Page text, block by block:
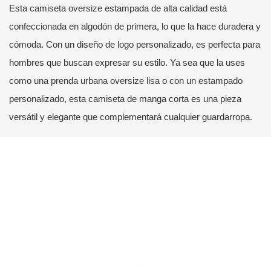
Esta camiseta oversize estampada de alta calidad está
confeccionada en algodón de primera, lo que la hace duradera y
cómoda. Con un diseño de logo personalizado, es perfecta para
hombres que buscan expresar su estilo. Ya sea que la uses
como una prenda urbana oversize lisa o con un estampado
personalizado, esta camiseta de manga corta es una pieza
versátil y elegante que complementará cualquier guardarropa.